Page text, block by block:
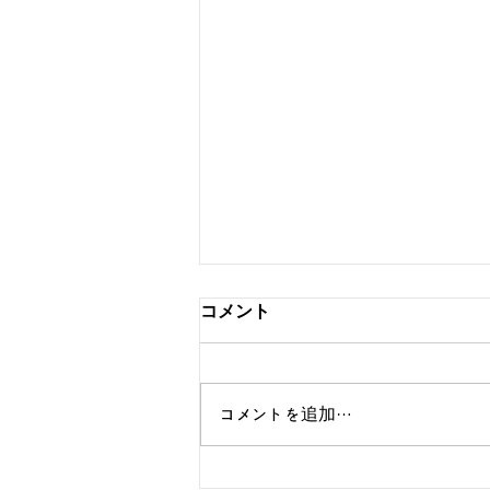
Samsung ‘Over the Horizon
コメント
コメントを追加…